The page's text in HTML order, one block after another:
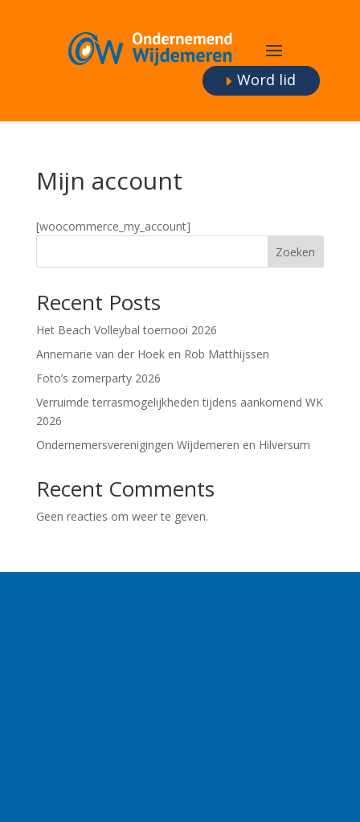
Word lid
Mijn account
[woocommerce_my_account]
Zoeken
Recent Posts
Het Beach Volleybal toernooi 2026
Annemarie van der Hoek en Rob Matthijssen
Foto’s zomerparty 2026
Verruimde terrasmogelijkheden tijdens aankomend WK
2026
Ondernemersverenigingen Wijdemeren en Hilversum
Recent Comments
Geen reacties om weer te geven.